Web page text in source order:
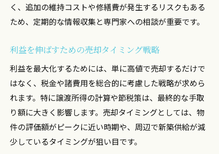
く、追加の維持コストや修繕費が発生するリスクもある
ため、定期的な情報収集と専門家への相談が重要です。
利益を伸ばすための売却タイミング戦略
利益を最大化するためには、単に高値で売却するだけで
はなく、税金や諸費用を総合的に考慮した戦略が求めら
れます。特に譲渡所得の計算や節税策は、最終的な手取
り額に大きく影響します。売却タイミングとしては、物
件の評価額がピークに近い時期や、周辺で新築供給が減
少しているタイミングが狙い目です。